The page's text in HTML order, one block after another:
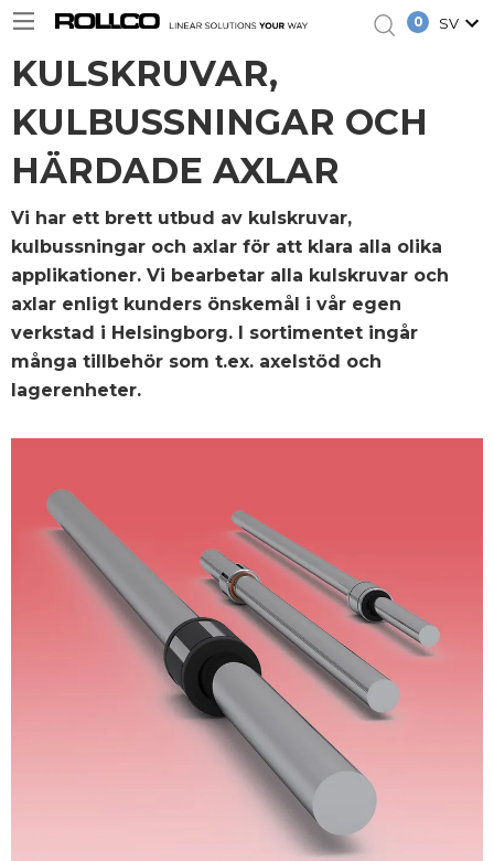
0 SV
KULSKRUVAR,
KULBUSSNINGAR OCH
HÄRDADE AXLAR
Vi har ett brett utbud av kulskruvar,
kulbussningar och axlar för att klara alla olika
applikationer. Vi bearbetar alla kulskruvar och
axlar enligt kunders önskemål i vår egen
verkstad i Helsingborg. I sortimentet ingår
många tillbehör som t.ex. axelstöd och
lagerenheter.